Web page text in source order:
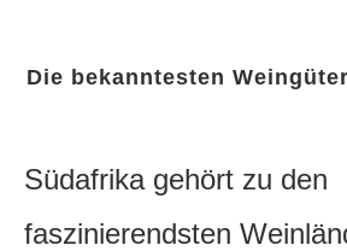
Die bekanntesten
Südafrika gehört zu den
faszinierendsten